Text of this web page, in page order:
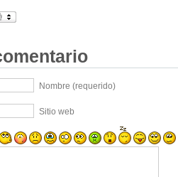
Nombre (requerido)
Sitio web